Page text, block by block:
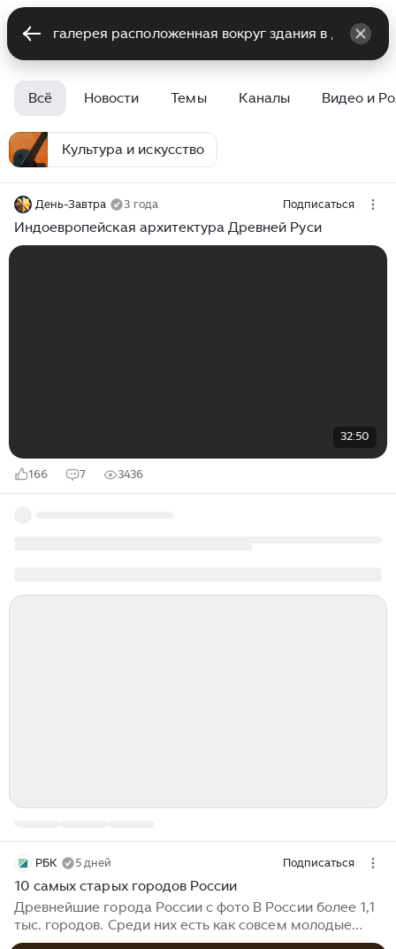
Всё Новости Темы Каналы Видео и
Культура и искусство
День-Завтра 3 года Подписаться
Индоевропейская архитектура Древней Руси
32:50
166 7 3436
РБК 5 дней Подписаться
10 самых старых городов России
Древнейшие города России с фото В России более 1,1
тыс. городов. Среди них есть как совсем молодые
населенные пункты, основанные в XXI веке, так и